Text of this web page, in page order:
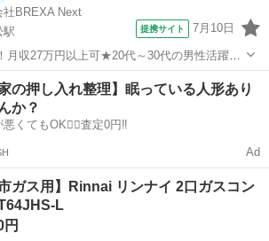
社BREXA Next
駅
提携サイト 7月10日
月収27万円以上可★20代～30代の男性活躍中
用可！1食あたり85円～と格安！メーカへの
二本松市》 人気の工場のお仕事 ◇
二本松駅 その他
家の押し入れ整理】眠っている人形あり
か？
くてもOK🙆‍♀️査定0円‼️
Ad
ス用】Rinnai リンナイ 2口ガスコン
L
円